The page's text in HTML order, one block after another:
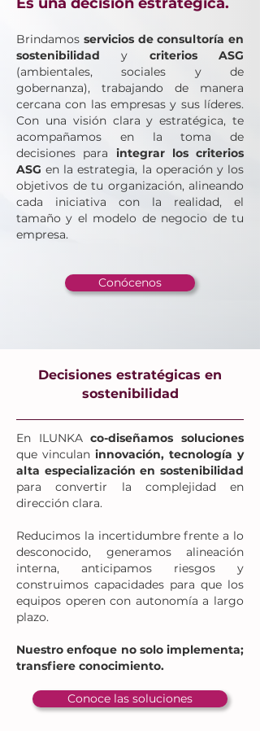
Brindamos servicios de consultoría en
sostenibilidady criterios ASG
(ambientales, sociales y de
gobernanza), trabajando de manera
cercana con las empresas y sus líderes.
Con una visión clara y estratégica, te
acompañamos en la toma de
decisiones para integrar los criterios
ASG en la estrategia, la operación y los
objetivos de tu organización, alineando
cada iniciativa con la realidad, el
tamaño y el modelo de negocio de tu
empresa.
Conócenos
Decisiones estratégicas en
sostenibilidad
En ILUNKAco-diseñamos soluciones
que vinculan innovación, tecnología y
alta especialización en sostenibilidad
para convertir la complejidad en
dirección clara.
Reducimos la incertidumbre frente a lo
desconocido, generamos alineación
interna, anticipamos riesgos y
construimos capacidades para que los
equipos operen con autonomía a largo
plazo.
Nuestro enfoque no solo implementa;
transfiere conocimiento.
Conoce las soluciones